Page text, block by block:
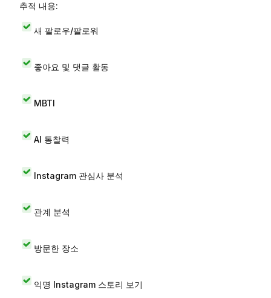
추적 내용:
새 팔로우/팔로워
좋아요 및 댓글 활동
MBTI
AI 통찰력
Instagram 관심사 분석
관계 분석
방문한 장소
익명 Instagram 스토리 보기